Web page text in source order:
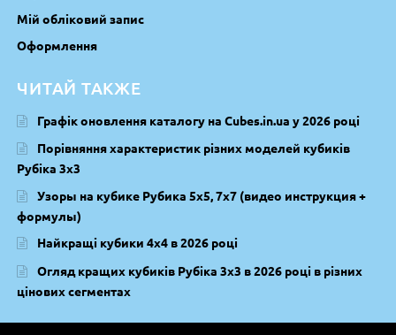
Мій обліковий запис
Оформлення
ЧИТАЙ ТАКЖЕ
Графік оновлення каталогу на Cubes.in.ua у 2026 році
Порівняння характеристик різних моделей кубиків
Рубіка 3х3
Узоры на кубике Рубика 5х5, 7х7 (видео инструкция +
формулы)
Найкращі кубики 4х4 в 2026 році
Огляд кращих кубиків Рубіка 3х3 в 2026 році в різних
цінових сегментах